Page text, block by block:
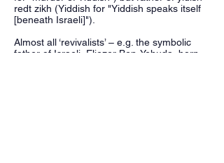
redt zikh (Yiddish for "Yiddish speaks itself
[beneath Israeli]").
Almost all ‘revivalists’ – e.g. the symbolic
father of Israeli, Eliezer Ben-Yehuda, born